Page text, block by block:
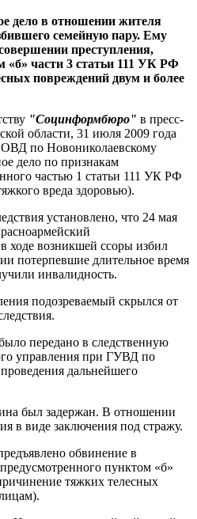
дело в отношении жителя
семейную пару. Ему
преступления,
«б» части 3 статьи 111 УК РФ
повреждений двум и более
"Социнформбюро" в пресс-
области, 31 июля 2009 года
по Новониколаевскому
дело по признакам
частью 1 статьи 111 УК РФ
вреда здоровью).
установлено, что 24 мая
ходе возникшей ссоры избил
потерпевшие длительное время
инвалидность.
подозреваемый скрылся от
передано в следственную
управления при ГУВД по
дальнейшего
был задержан. В отношении
в виде заключения под стражу.
обвинение в
пунктом «б»
тяжких телесных